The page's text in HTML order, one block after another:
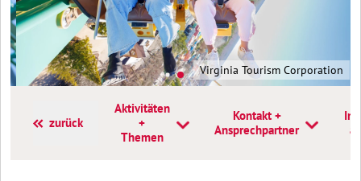
Virginia Tourism Corporation
zurück
Aktivitäten
+
Themen
Kontakt +
Ansprechpartner